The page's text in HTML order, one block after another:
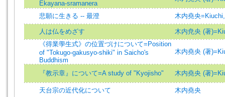
Ekayana-sramanera
悲願に生きる -- 最澄 木内堯央
人は仏をめざす
木内尭央 (著
《得業學生式》の位置づけについて=Position
of "Tokugo-gakusyo-shiki" in Saicho's
Buddhism
木内堯央 (著
『教示章』について=A study of "Kyojisho" 木内堯央 (著
天台宗の近代化について 木内堯央